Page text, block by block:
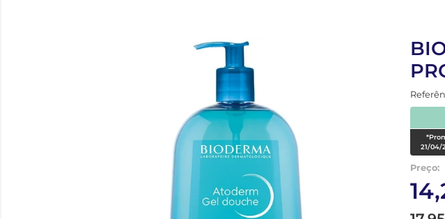
21/04/
Preço: